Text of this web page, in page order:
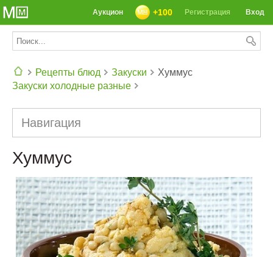
Вход
Регистрация
+100
Аукцион
Рецепты блюд
Закуски
Закуски холодные разные
Хуммус
Навигация
Хуммус